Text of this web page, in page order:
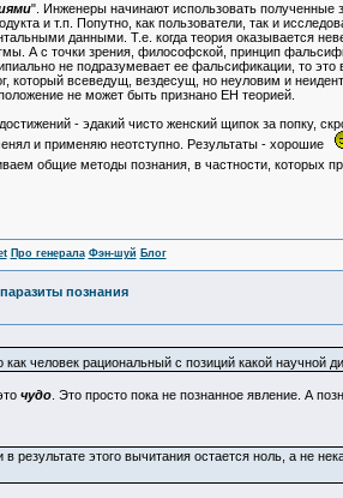
". Инженеры начинают использовать полученные
и т.п. Попутно, как пользователи, так и
данными. Т.е. когда теория оказывается
А с точки зрения, философской, принцип
не подразумевает ее фальсификации, то
который всеведущ, вездесущ, но неуловим и
не может быть признано ЕН теорией.
- эдакий чисто женский щипок за попку,
и применяю неотступно. Результаты - хорошие
общие методы познания, в частности, которых
Про генерала Фэн-шуй Блог
познания
как человек рациональный с позиций какой научной
чудо. Это просто пока не познанное явление. А
этого вычитания остается ноль, а не